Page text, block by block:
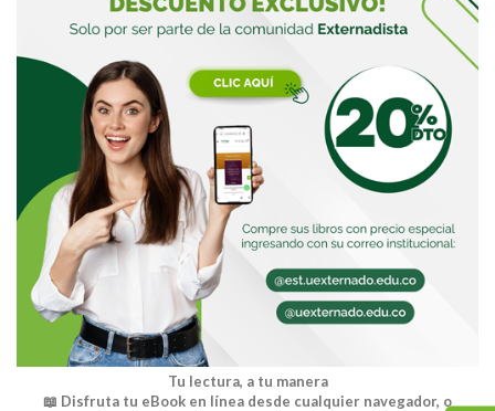
Tu lectura, a tu manera
📖 Disfruta tu eBook en línea desde cualquier navegador, o